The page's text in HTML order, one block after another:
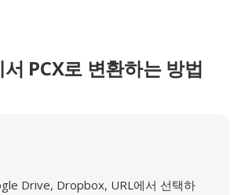
PCX로 변환하는 방법
Drive, Dropbox, URL에서 선택하